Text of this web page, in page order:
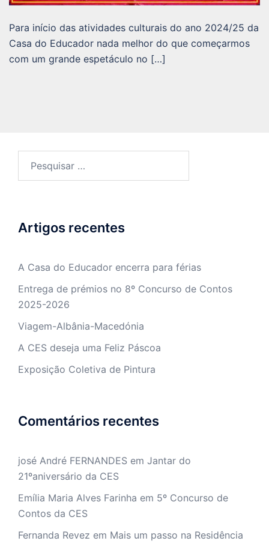
Para início das atividades culturais do ano 2024/25 da
Casa do Educador nada melhor do que começarmos
com um grande espetáculo no […]
Artigos recentes
A Casa do Educador encerra para férias
Entrega de prémios no 8º Concurso de Contos
2025-2026
Viagem-Albânia-Macedónia
A CES deseja uma Feliz Páscoa
Exposição Coletiva de Pintura
Comentários recentes
josé André FERNANDES em Jantar do
21ºaniversário da CES
Emília Maria Alves Farinha em 5º Concurso de
Contos da CES
Fernanda Revez em Mais um passo na Residência